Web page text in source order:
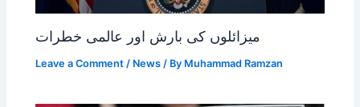
میزائلوں کی بارش اور عالمی خطرات
Leave a Comment / News / By Muhammad Ramzan